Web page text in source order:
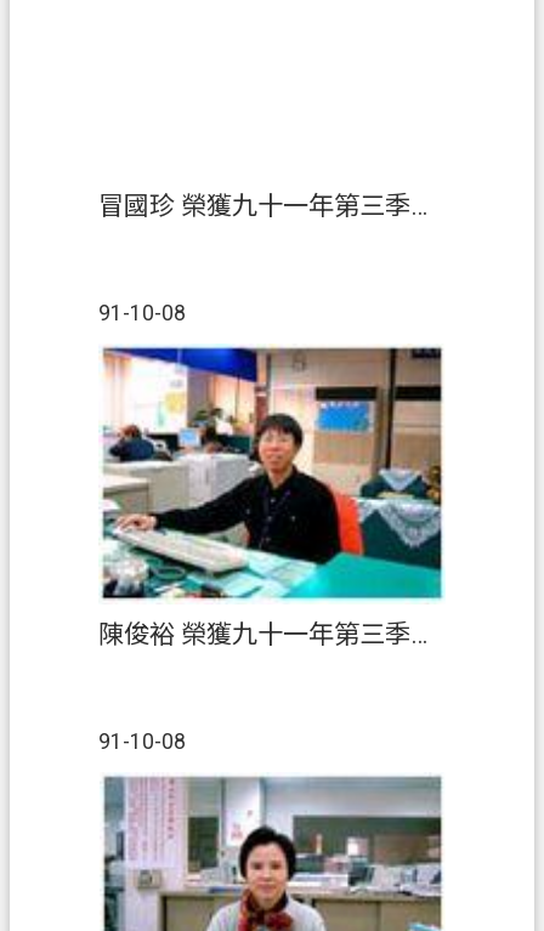
冒國珍 榮獲九十一年第三季『績優人員』
91-10-08
陳俊裕 榮獲九十一年第三季『績優人員』
91-10-08